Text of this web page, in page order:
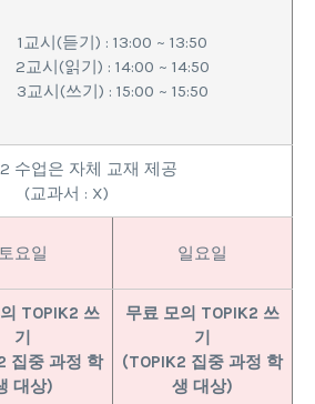
1교시(듣기) : 13:00 ~ 13:50
2교시(읽기) : 14:00 ~ 14:50
3교시(쓰기) : 15:00 ~ 15:50
수업은 자체 교재 제공
(교과서 : X)
토요일 일요일
TOPIK2 쓰
기
집중 과정 학
대상)
무료 모의 TOPIK2 쓰
기
(TOPIK2 집중 과정 학
생 대상)